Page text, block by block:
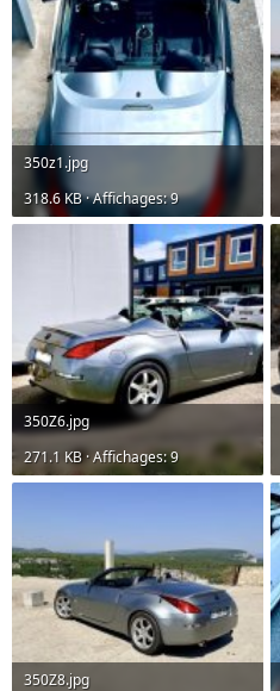
350z1.jpg
318.6 KB · Affichages: 9
350Z6.jpg
271.1 KB · Affichages: 9
350Z8.jpg